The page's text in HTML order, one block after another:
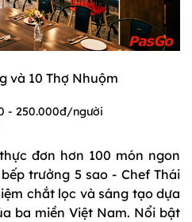
và 10 Thợ Nhuộm
- 250.000đ/người
đơn hơn 100 món ngon
trưởng 5 sao - Chef Thái
chắt lọc và sáng tạo dựa
ba miền Việt Nam. Nổi bật